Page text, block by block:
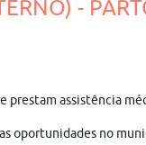
-
prestam assistência
oportunidades no